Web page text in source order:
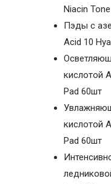
Niacin
Пэды с
Acid 10
кислотой
Pad 60шт
кислотой
Pad 60шт